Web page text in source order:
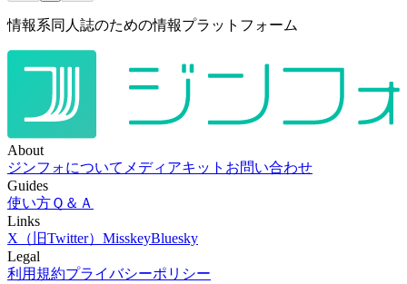
情報系同人誌のための情報プラットフォーム
About
ジンフォについて メディアキット お問い合わせ
Guides
使い方Ｑ＆Ａ
Links
X（旧Twitter） MisskeyBluesky
Legal
利用規約プライバシーポリシー